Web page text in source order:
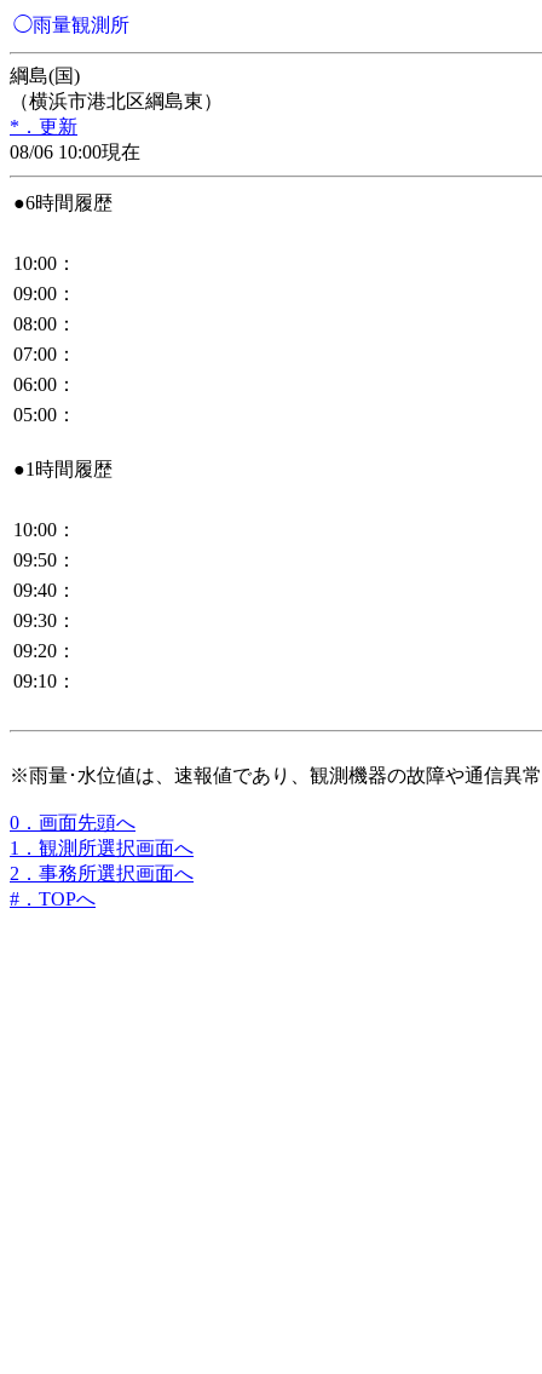
◯雨量観測所
綱島(国)
（横浜市港北区綱島東）
*．更新
08/06 10:00現在
●6時間履歴
10:00：
09:00：
08:00：
07:00：
06:00：
05:00：
●1時間履歴
10:00：
09:50：
09:40：
09:30：
09:20：
09:10：
※雨量･水位値は、速報値であり、観測機器の故障や通信異
0．画面先頭へ
1．観測所選択画面へ
2．事務所選択画面へ
#．TOPへ